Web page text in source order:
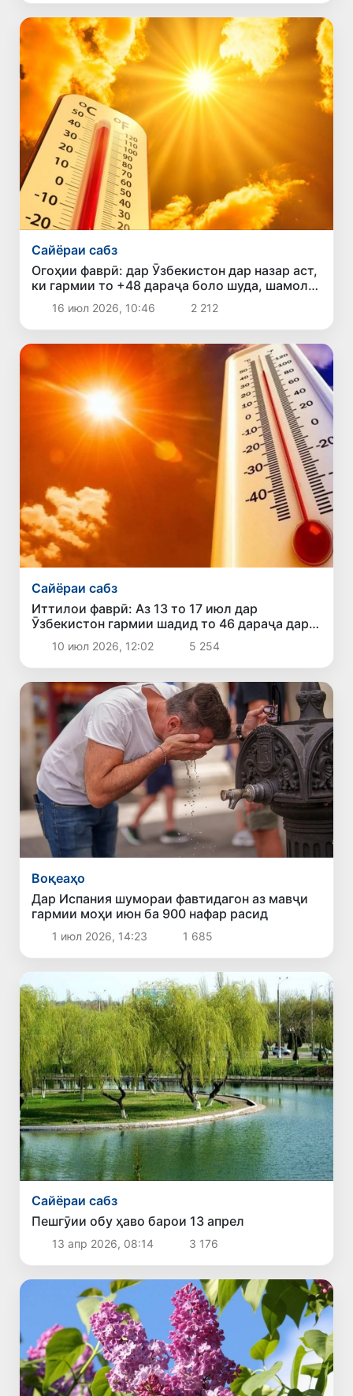
Сайёраи сабз
Огоҳии фаврӣ: дар Ӯзбекистон дар назар аст,
ки гармии то +48 дараҷа боло шуда, шамоли
шадид ба амал ояд
16 июл 2026, 10:46 2 212
Сайёраи сабз
Иттилои фаврӣ: Аз 13 то 17 июл дар
Ӯзбекистон гармии шадид то 46 дараҷа дар
назар аст
10 июл 2026, 12:02 5 254
Воқеаҳо
Дар Испания шумораи фавтидагон аз мавҷи
гармии моҳи июн ба 900 нафар расид
1 июл 2026, 14:23 1 685
Сайёраи сабз
Пешгӯии обу ҳаво барои 13 апрел
13 апр 2026, 08:14 3 176